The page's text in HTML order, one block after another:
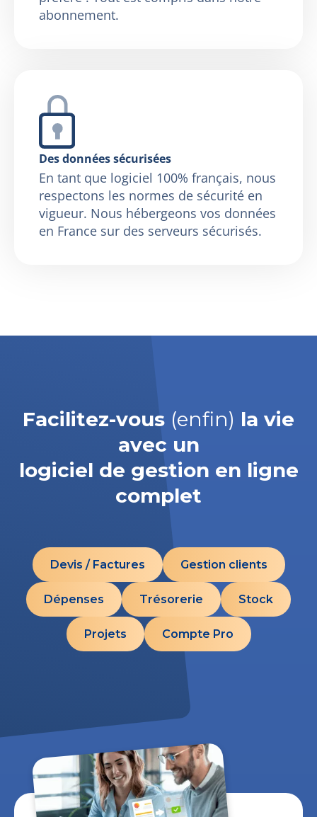
abonnement.
Des données sécurisées
En tant que logiciel 100% français, nous
respectons les normes de sécurité en
vigueur. Nous hébergeons vos données
en France sur des serveurs sécurisés.
Facilitez-vous (enfin) la vie
avec un
logiciel de gestion en ligne
complet
Devis / Factures Gestion clients
Dépenses Trésorerie Stock
Projets Compte Pro